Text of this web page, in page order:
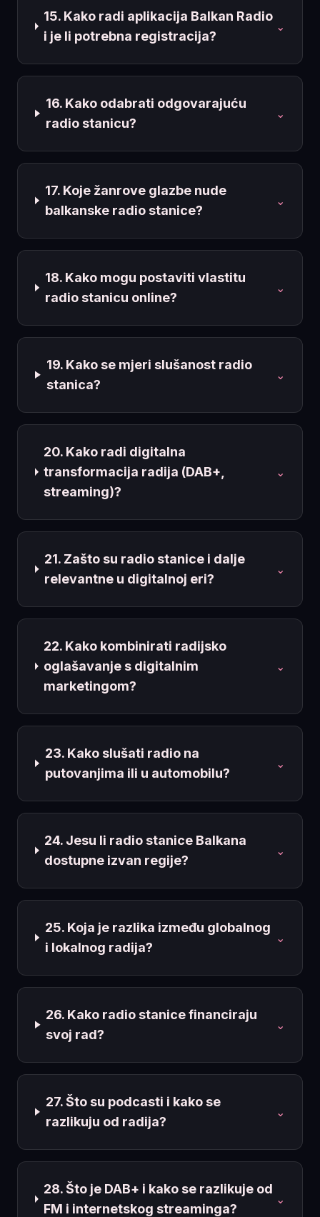
15. Kako radi aplikacija Balkan Radio
i je li potrebna registracija?
⌄
16. Kako odabrati odgovarajuću
radio stanicu?
⌄
17. Koje žanrove glazbe nude
balkanske radio stanice?
⌄
18. Kako mogu postaviti vlastitu
radio stanicu online?
⌄
19. Kako se mjeri slušanost radio
stanica?
⌄
20. Kako radi digitalna
transformacija radija (DAB+,
streaming)?
⌄
21. Zašto su radio stanice i dalje
relevantne u digitalnoj eri?
⌄
22. Kako kombinirati radijsko
oglašavanje s digitalnim
marketingom?
⌄
23. Kako slušati radio na
putovanjima ili u automobilu?
⌄
24. Jesu li radio stanice Balkana
dostupne izvan regije?
⌄
25. Koja je razlika između globalnog
i lokalnog radija?
⌄
26. Kako radio stanice financiraju
svoj rad?
⌄
27. Što su podcasti i kako se
razlikuju od radija?
⌄
28. Što je DAB+ i kako se razlikuje od
FM i internetskog streaminga?
⌄